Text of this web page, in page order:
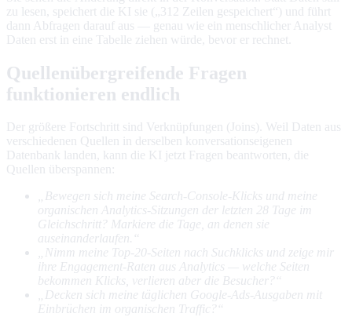
zu lesen, speichert die KI sie („312 Zeilen gespeichert“) und führt
dann Abfragen darauf aus — genau wie ein menschlicher Analyst
Daten erst in eine Tabelle ziehen würde, bevor er rechnet.
Quellenübergreifende Fragen
funktionieren endlich
Der größere Fortschritt sind Verknüpfungen (Joins). Weil Daten aus
verschiedenen Quellen in derselben konversationseigenen
Datenbank landen, kann die KI jetzt Fragen beantworten, die
Quellen überspannen:
„Bewegen sich meine Search-Console-Klicks und meine
organischen Analytics-Sitzungen der letzten 28 Tage im
Gleichschritt? Markiere die Tage, an denen sie
auseinanderlaufen.“
„Nimm meine Top-20-Seiten nach Suchklicks und zeige mir
ihre Engagement-Raten aus Analytics — welche Seiten
bekommen Klicks, verlieren aber die Besucher?“
„Decken sich meine täglichen Google-Ads-Ausgaben mit
Einbrüchen im organischen Traffic?“